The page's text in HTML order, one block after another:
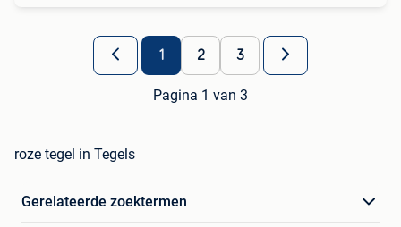
1 2 3
Pagina 1 van 3
roze tegel in Tegels
Gerelateerde zoektermen